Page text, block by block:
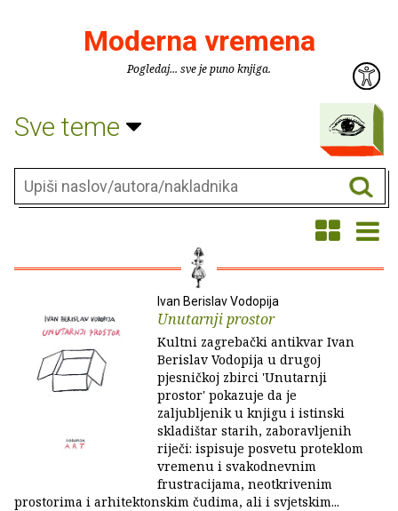
Moderna vremena
Pogledaj... sve je puno knjiga.
Sve teme
Ivan Berislav Vodopija
Unutarnji prostor
Kultni zagrebački antikvar Ivan
Berislav Vodopija u drugoj
pjesničkoj zbirci 'Unutarnji
prostor' pokazuje da je
zaljubljenik u knjigu i istinski
skladištar starih, zaboravljenih
riječi: ispisuje posvetu proteklom
vremenu i svakodnevnim
frustracijama, neotkrivenim
prostorima i arhitektonskim čudima, ali i svjetskim...